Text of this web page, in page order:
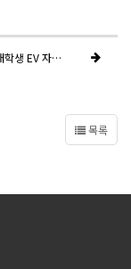
제5회 국제 대학생 EV 자율주행 경진대회
목록